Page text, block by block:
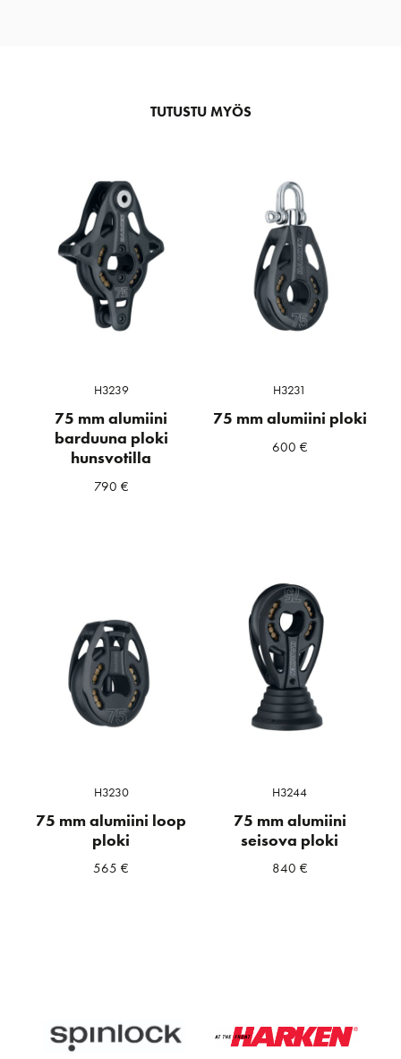
TUTUSTU MYÖS
H3239
75 mm alumiini
barduuna ploki
hunsvotilla
790 €
H3231
75 mm alumiini ploki
600 €
H3230
75 mm alumiini loop
ploki
565€
H3244
75 mm alumiini
seisova ploki
840 €